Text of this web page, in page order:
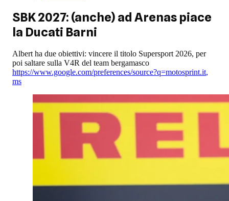
SBK 2027: (anche) ad Arenas piace
la Ducati Barni
Albert ha due obiettivi: vincere il titolo Supersport 2026, per
poi saltare sulla V4R del team bergamasco
https://www.google.com/preferences/source?q=motosprint.it,
ms